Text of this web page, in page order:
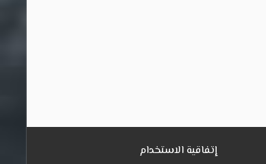
إتفاقية الاستخدام